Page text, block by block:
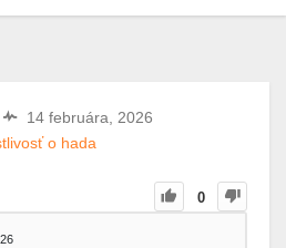
14 februára, 2026
o hada
0